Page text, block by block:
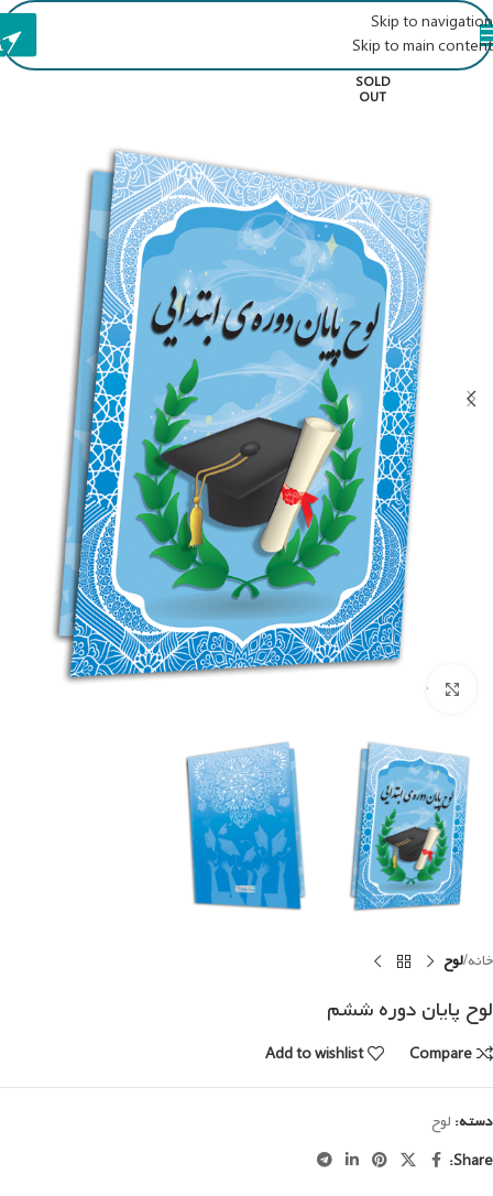
Skip to navigation
Skip to main content
SOLD
OUT
Click to enlarge
خانه لوح
لوح پایان دوره ششم
Compare
Add to wishlist
دسته: لوح
Share: